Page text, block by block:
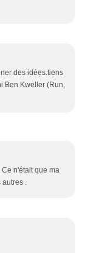
des idées.tiens
Ben Kweller (Run,
n'était que ma
autres .